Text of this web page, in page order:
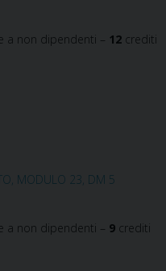
a non dipendenti – 12 crediti
MODULO 23, DM 5
a non dipendenti – 9 crediti